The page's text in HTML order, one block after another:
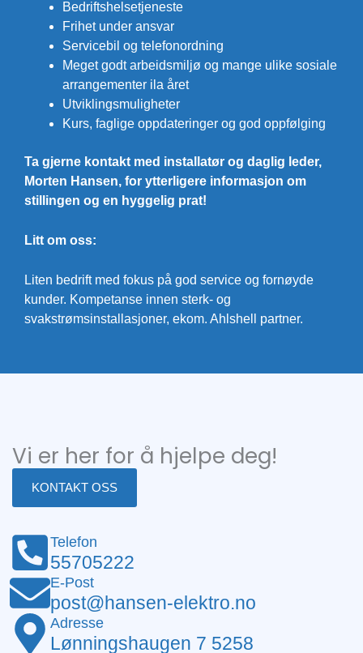
Bedriftshelsetjeneste
Frihet under ansvar
Servicebil og telefonordning
Meget godt arbeidsmiljø og mange ulike sosiale
arrangementer ila året
Utviklingsmuligheter
Kurs, faglige oppdateringer og god oppfølging
Ta gjerne kontakt med installatør og daglig leder,
Morten Hansen, for ytterligere informasjon om
stillingen og en hyggelig prat!
Litt om oss:
Liten bedrift med fokus på god service og fornøyde
kunder. Kompetanse innen sterk- og
svakstrømsinstallasjoner, ekom. Ahlshell partner.
Vi er her for å hjelpe deg!
KONTAKT OSS
Telefon
55705222
E-Post
post@hansen-elektro.no
Adresse
Lønningshaugen 7 5258